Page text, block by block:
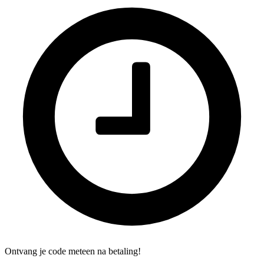
Ontvang je code meteen na betaling!